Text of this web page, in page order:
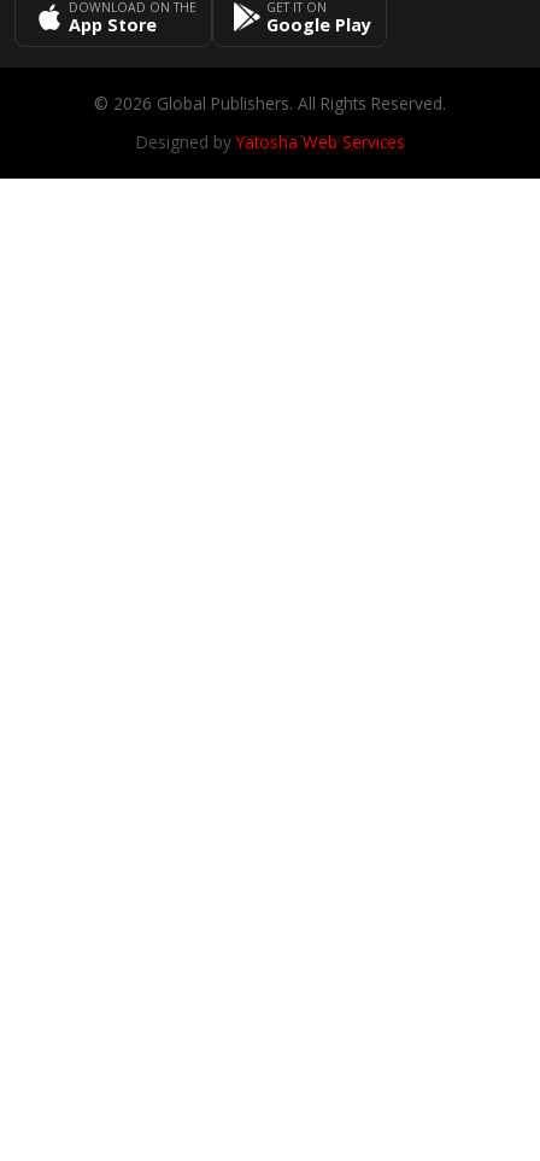
DOWNLOAD ON THE
App Store
GET IT ON
Google Play
© 2026 Global Publishers. All Rights Reserved.
Designed byYatosha Web Services